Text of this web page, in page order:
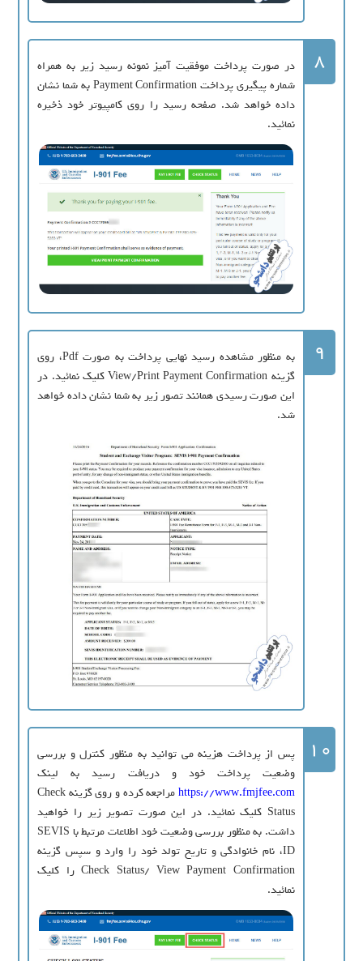
8
در صورت پرداخت موفقیت آمیز نمونه رسید زیر به همراه
شماره پیگیری پرداخت Payment Confirmation به شما نشان
داده خواهد شد. صفحه رسید را روی کامپیوتر خود ذخیره
نمائید.
9
به منظور مشاهده رسید نهایی پرداخت به صورت Pdf، روی
گزینه View/Print Payment Confirmation کلیک نمائید. در
این صورت رسیدی همانند تصور زیر به شما نشان داده خواهد
شد.
10
پس از پرداخت هزینه می توانید به منظور کنترل و بررسی
وضعیت پرداخت خود و دریافت رسید به لینک
https://www.fmjfee.com
مراجعه کرده و روی گزینه Check
Status کلیک نمائید. در این صورت تصویر زیر را خواهید
داشت. به منظور بررسی وضعیت خود اطلاعات مرتبط با SEVIS
ID، نام خانوادگی و تاریخ تولد خود را وارد و سپس گزینه
Check Status/ View Payment Confirmation را کلیک
نمائید.